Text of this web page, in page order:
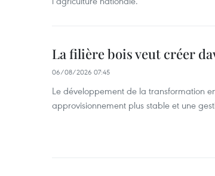
La filière bois veut créer
06/08/2026 07:45
Le développement de la transformation
approvisionnement plus stable et une